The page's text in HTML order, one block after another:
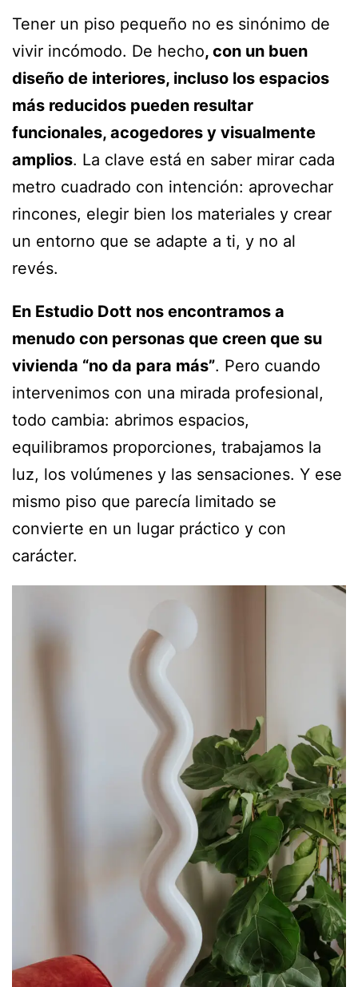
Tener un piso pequeño no es sinónimo de
vivir incómodo. De hecho, con un buen
diseño de interiores, incluso los espacios
más reducidos pueden resultar
funcionales, acogedores y visualmente
amplios. La clave está en saber mirar cada
metro cuadrado con intención: aprovechar
rincones, elegir bien los materiales y crear
un entorno que se adapte a ti, y no al
revés.
En Estudio Dott nos encontramos a
menudo con personas que creen que su
vivienda “no da para más”. Pero cuando
intervenimos con una mirada profesional,
todo cambia: abrimos espacios,
equilibramos proporciones, trabajamos la
luz, los volúmenes y las sensaciones. Y ese
mismo piso que parecía limitado se
convierte en un lugar práctico y con
carácter.